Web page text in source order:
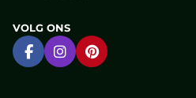
VOLG ONS
Ga naar Facebook
Ga naar Instagram
Ga naar Pinterest